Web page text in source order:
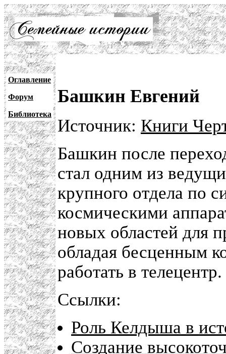
Оглавление
Форум
Библиотека
Башкин Евгений
Источник: Книги
Башкин после
стал одним из
крупного отдела по
космическими
новых областей для
обладая бесценным
работать в телецентр.
Ссылки:
Роль Келдыша в
Создание